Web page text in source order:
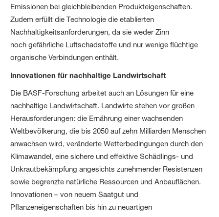
Emissionen bei gleichbleibenden Produkteigenschaften.
Zudem erfüllt die Technologie die etablierten
Nachhaltigkeitsanforderungen, da sie weder Zinn
noch gefährliche Luftschadstoffe und nur wenige flüchtige
organische Verbindungen enthält.
Innovationen für nachhaltige Landwirtschaft
Die BASF-Forschung arbeitet auch an Lösungen für eine
nachhaltige Landwirtschaft. Landwirte stehen vor großen
Herausforderungen: die Ernährung einer wachsenden
Weltbevölkerung, die bis 2050 auf zehn Milliarden Menschen
anwachsen wird, veränderte Wetterbedingungen durch den
Klimawandel, eine sichere und effektive Schädlings- und
Unkrautbekämpfung angesichts zunehmender Resistenzen
sowie begrenzte natürliche Ressourcen und Anbauflächen.
Innovationen – von neuem Saatgut und
Pflanzeneigenschaften bis hin zu neuartigen